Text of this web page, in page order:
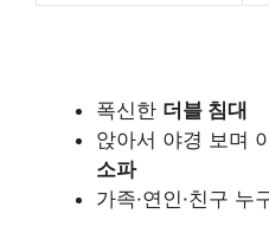
폭신한 더블 침대
앉아서 야경 보며
소파
가족·연인·친구 누